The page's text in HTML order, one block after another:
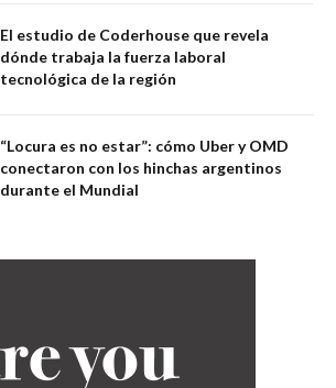
El estudio de Coderhouse que revela
dónde trabaja la fuerza laboral
tecnológica de la región
“Locura es no estar”: cómo Uber y OMD
conectaron con los hinchas argentinos
durante el Mundial